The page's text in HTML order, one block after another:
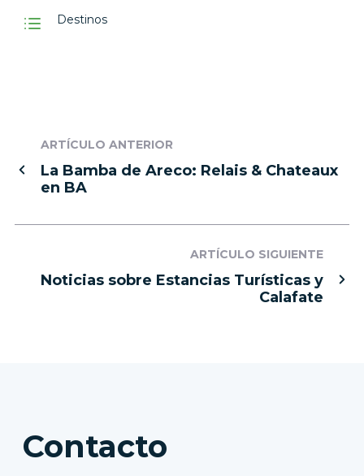
Destinos
ARTÍCULO ANTERIOR
La Bamba de Areco: Relais & Chateaux
en BA
ARTÍCULO SIGUIENTE
Noticias sobre Estancias Turísticas y
Calafate
Contacto